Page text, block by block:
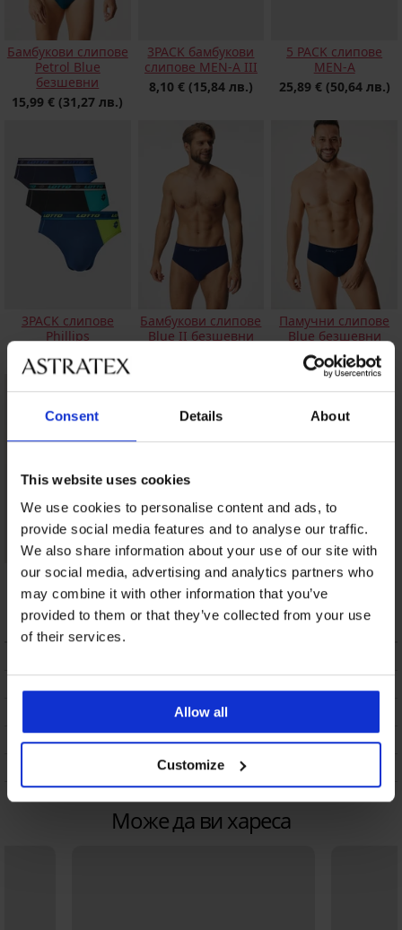
Consent Details About
This website uses cookies
We use cookies to personalise content and ads, to
provide social media features and to analyse our traffic.
We also share information about your use of our site with
our social media, advertising and analytics partners who
may combine it with other information that you’ve
provided to them or that they’ve collected from your use
of their services.
Allow all
Customize
Бамбукови слипове
Petrol Blue
безшевни
15,99 € (31,27 лв.)
3PACK бамбукови
слипове MEN-A III
8,10 € (15,84 лв.)
5 PACK слипове
MEN-A
25,89 € (50,64 лв.)
3PACK слипове
Phillips
12,59 €(24,62 лв.)
Бамбукови слипове
Blue II безшевни
Памучни слипове
Blue безшевни
15,99 €(31,27 лв.)
Безшевни слипове
SilverPro Classic II
14,99 €(29,32 лв.)
Бамбукови слипове
Grey безшевни
15,99 €(31,27 лв.)
ПОДДРЪЖКА И ПРАНЕ
Може да ви хареса